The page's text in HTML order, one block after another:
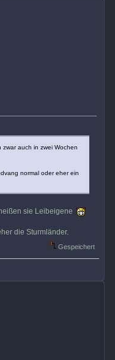
auch in zwei Wochen
normal oder eher ein
sie Leibeigene
die Sturmländer.
Gespeichert